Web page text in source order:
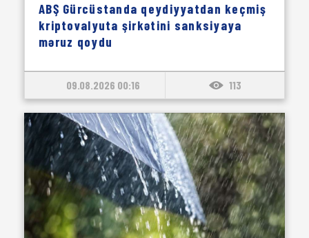
ABŞ Gürcüstanda qeydiyyatdan keçmiş
kriptovalyuta şirkətini sanksiyaya
məruz qoydu
09.08.2026 00:16 113